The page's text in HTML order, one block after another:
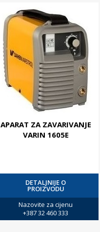
APARAT ZA ZAVARIVANJE
VARIN 1605E
DETALJNIJE O
PROIZVODU
Nazovite za cijenu
+387 32 460 333